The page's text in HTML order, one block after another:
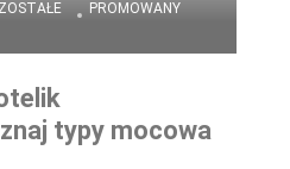
PROMOWANY
typy mocowań